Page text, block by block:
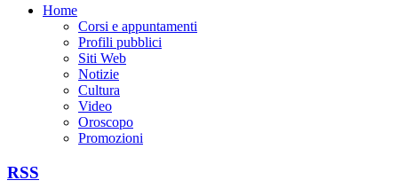
Home
Corsi e appuntamenti
Profili pubblici
Siti Web
Notizie
Cultura
Video
Oroscopo
Promozioni
RSS